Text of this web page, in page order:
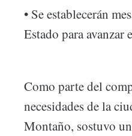
• Se establecerán
Estado para
Como parte del
necesidades de la
Montaño, sostuvo